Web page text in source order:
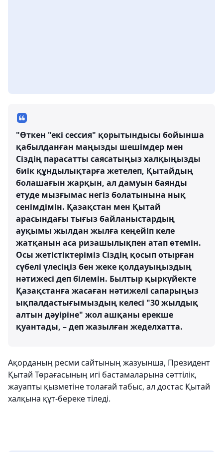
"Өткен "екі сессия" қорытындысы бойынша
қабылданған маңызды шешімдер мен
Сіздің парасатты саясатыңыз халқыңызды
биік құндылықтарға жетелеп, Қытайдың
болашағын жарқын, ал дамуын баянды
етуде мызғымас негіз болатынына нық
сенімдімін. Қазақстан мен Қытай
арасындағы тығыз байланыстардың
ауқымы жылдан жылға кеңейіп келе
жатқанын аса ризашылықпен атап өтемін.
Осы жетістіктеріміз Сіздің қосып отырған
сүбелі үлесіңіз бен жеке қолдауыңыздың
нәтижесі деп білемін. Былтыр қыркүйекте
Қазақстанға жасаған нәтижелі сапарыңыз
ықпалдастығымыздың келесі "30 жылдық
алтын дәуіріне" жол ашқаны ерекше
қуантады, – деп жазылған жеделхатта.
Ақорданың ресми сайтының жазуынша, Президент
Қытай Төрағасының игі бастамаларына сәттілік,
жауапты қызметіне толағай табыс, ал достас Қытай
халқына құт-береке тіледі.